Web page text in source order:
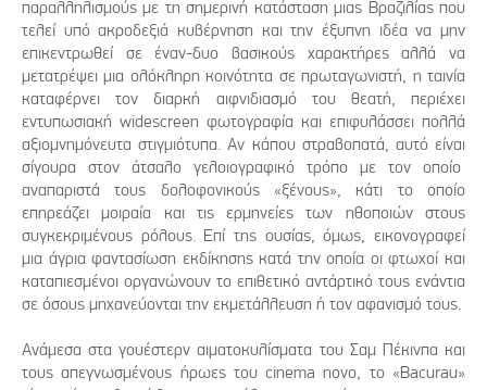
παραλληλισμούς με τη σημερινή κατάσταση μιας Βραζιλίας που
τελεί υπό ακροδεξιά κυβέρνηση και την έξυπνη ιδέα να μην
επικεντρωθεί σε έναν-δυο βασικούς χαρακτήρες αλλά να
μετατρέψει μια ολόκληρη κοινότητα σε πρωταγωνιστή, η ταινία
καταφέρνει τον διαρκή αιφνιδιασμό του θεατή, περιέχει
εντυπωσιακή widescreen φωτογραφία και επιφυλάσσει πολλά
αξιομνημόνευτα στιγμιότυπα. Αν κάπου στραβοπατά, αυτό είναι
σίγουρα στον άτσαλο γελοιογραφικό τρόπο με τον οποίο
αναπαριστά τους δολοφονικούς «ξένους», κάτι το οποίο
επηρεάζει μοιραία και τις ερμηνείες των ηθοποιών στους
συγκεκριμένους ρόλους. Επί της ουσίας, όμως, εικονογραφεί
μια άγρια φαντασίωση εκδίκησης κατά την οποία οι φτωχοί και
καταπιεσμένοι οργανώνουν το επιθετικό αντάρτικό τους ενάντια
σε όσους μηχανεύονται την εκμετάλλευση ή τον αφανισμό τους.
Ανάμεσα στα γουέστερν αιματοκυλίσματα του Σαμ Πέκινπα και
τους απεγνωσμένους ήρωες του cinema novo, το «Bacurau»